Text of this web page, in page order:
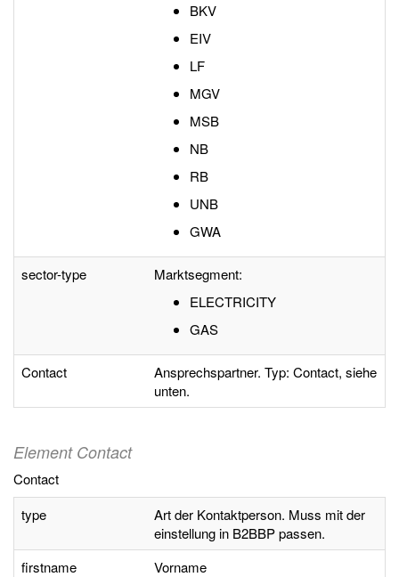
BKV
EIV
LF
MGV
MSB
NB
RB
UNB
GWA
sector-type
Marktsegment:
ELECTRICITY
GAS
Contact
Ansprechspartner. Typ: Contact, siehe
unten.
Element Contact
Contact
type
Art der Kontaktperson. Muss mit der
einstellung in B2BBP passen.
firstname
Vorname